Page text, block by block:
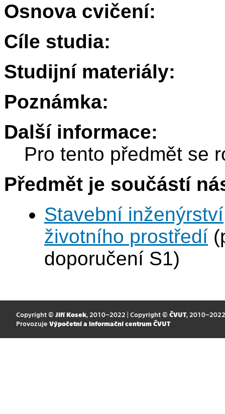
Osnova cvičení:
Cíle studia:
Studijní materiály:
Poznámka:
Další informace:
Pro tento předmět se
Předmět je součástí
Stavební
životního prostředí
doporučení S1)
Copyright © Jiří Kosek, 2010–2022 | Copyright © ČVUT, 2010–2022
Provozuje Výpočetní a informační centrum ČVUT